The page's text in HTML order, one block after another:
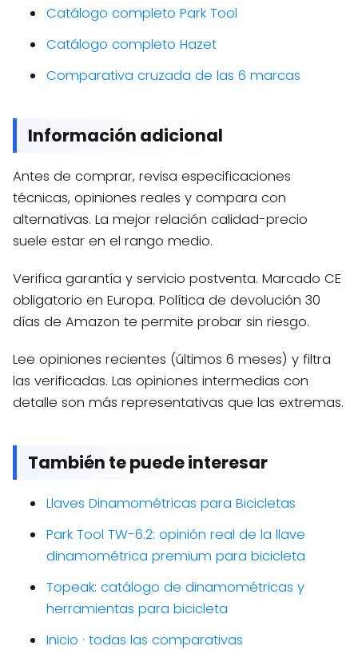
Catálogo completo Park Tool
Catálogo completo Hazet
Comparativa cruzada de las 6 marcas
Información adicional
Antes de comprar, revisa especificaciones
técnicas, opiniones reales y compara con
alternativas. La mejor relación calidad-precio
suele estar en el rango medio.
Verifica garantía y servicio postventa. Marcado CE
obligatorio en Europa. Política de devolución 30
días de Amazon te permite probar sin riesgo.
Lee opiniones recientes (últimos 6 meses) y filtra
las verificadas. Las opiniones intermedias con
detalle son más representativas que las extremas.
También te puede interesar
Llaves Dinamométricas para Bicicletas
Park Tool TW-6.2: opinión real de la llave
dinamométrica premium para bicicleta
Topeak: catálogo de dinamométricas y
herramientas para bicicleta
Inicio · todas las comparativas